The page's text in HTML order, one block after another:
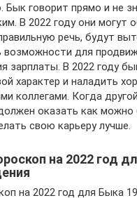
Бык говорит прямо и не
В 2022 году они могут
речь, будут
возможности для
зарплаты. В 2022 году
характер и наладить
коллегами. Когда
оказать как можно
свою карьеру лучше.
на 2022 год
на 2022 год для Быка